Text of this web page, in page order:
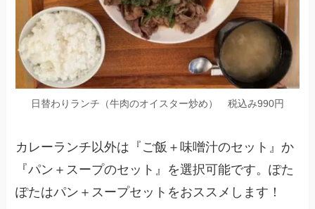
日替わりランチ（牛肉のオイスター炒め） 税込み990円
カレーランチ以外は『ご飯＋味噌汁のセット』か
『パン＋スープのセット』を選択可能です。ぽた
ぽたはパン＋スープセットをおススメします！